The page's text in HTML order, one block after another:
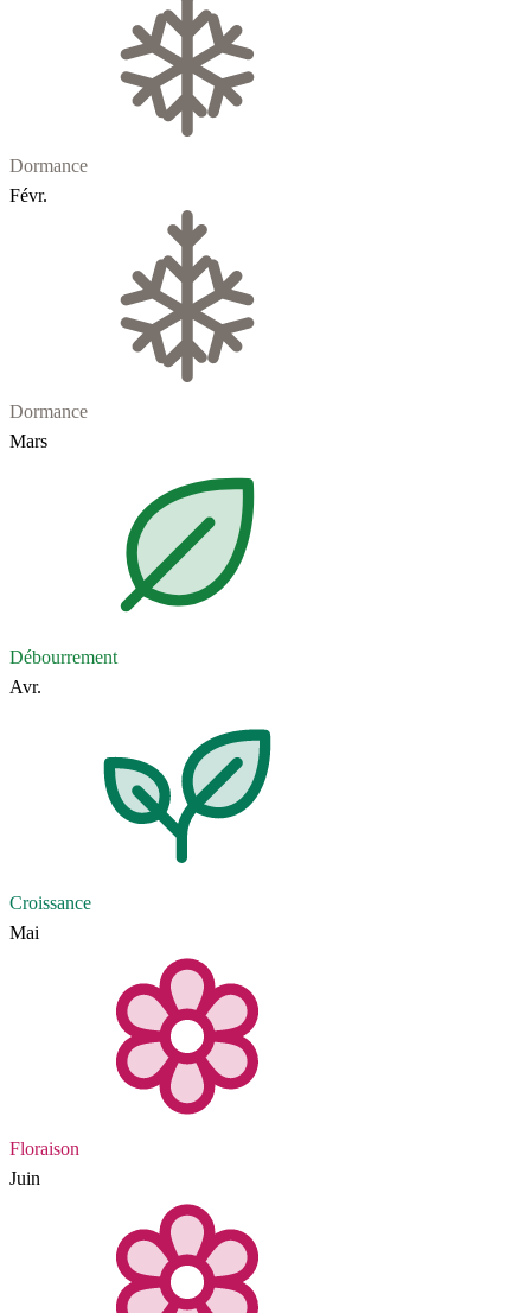
Dormance
Févr.
Dormance
Mars
Débourrement
Avr.
Croissance
Mai
Floraison
Juin